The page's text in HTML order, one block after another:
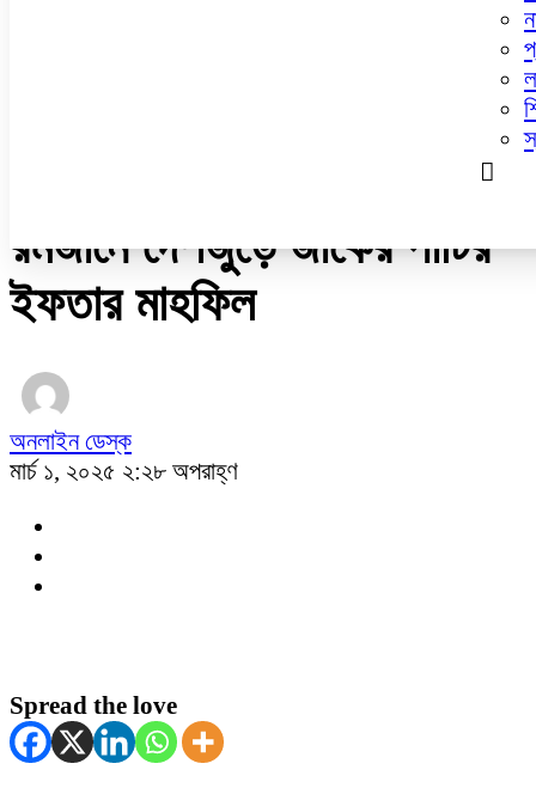
রমজানে দেশজুড়ে জাকের পার্টির
ইফতার মাহফিল
অনলাইন ডেস্ক
মার্চ ১, ২০২৫ ২:২৮ অপরাহ্ণ
Spread the love